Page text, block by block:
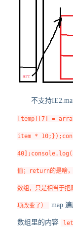
不支持
[temp][7] =
item *
值；return的是啥，
数组，只是相当于把
项改变了） map
数组里的内容 let